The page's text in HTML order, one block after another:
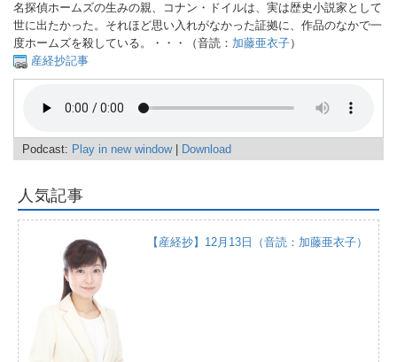
名探偵ホームズの生みの親、コナン・ドイルは、実は歴史小説家として
世に出たかった。それほど思い入れがなかった証拠に、作品のなかで一
度ホームズを殺している。・・・（音読： 加藤亜衣子）
産経抄記事
Podcast: Play in new window| Download
人気記事
【産経抄】12月13日（音読：加藤亜衣子）